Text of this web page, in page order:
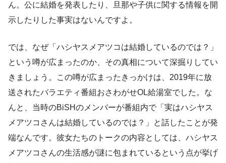
ん。公に結婚を発表したり、旦那や子供に関する情報を開
示したりした事実はないんですよ。
では、なぜ「ハシヤスメアツコは結婚しているのでは？」
という噂が広まったのか、その真相について深掘りしてい
きましょう。この噂が広まったきっかけは、2019年に放
送されたバラエティ番組おさわがせOL給湯室でした。な
んと、当時のBiSHのメンバーが番組内で「実はハシヤス
メアツコさんは結婚しているのでは？」と話したことが発
端なんです。彼女たちのトークの内容としては、ハシヤス
メアツコさんの生活感が謎に包まれているという点が挙げ